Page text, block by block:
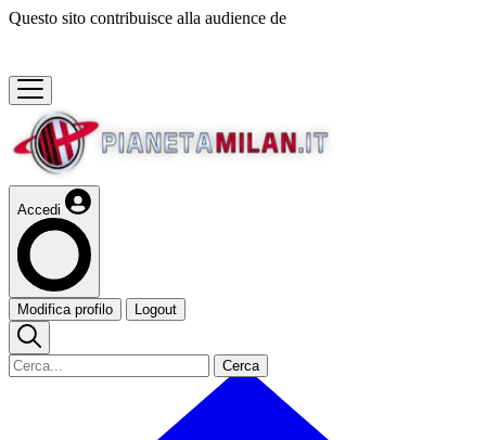
Questo sito contribuisce alla audience de
Accedi
Modifica profilo Logout
Cerca